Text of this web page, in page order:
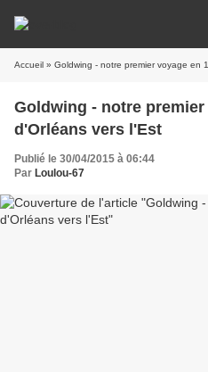
Accueil » Goldwing - notre premier voyage en
Goldwing - notre premier
d'Orléans vers l'Est
Publié le 30/04/2015 à 06:44
Par Loulou-67